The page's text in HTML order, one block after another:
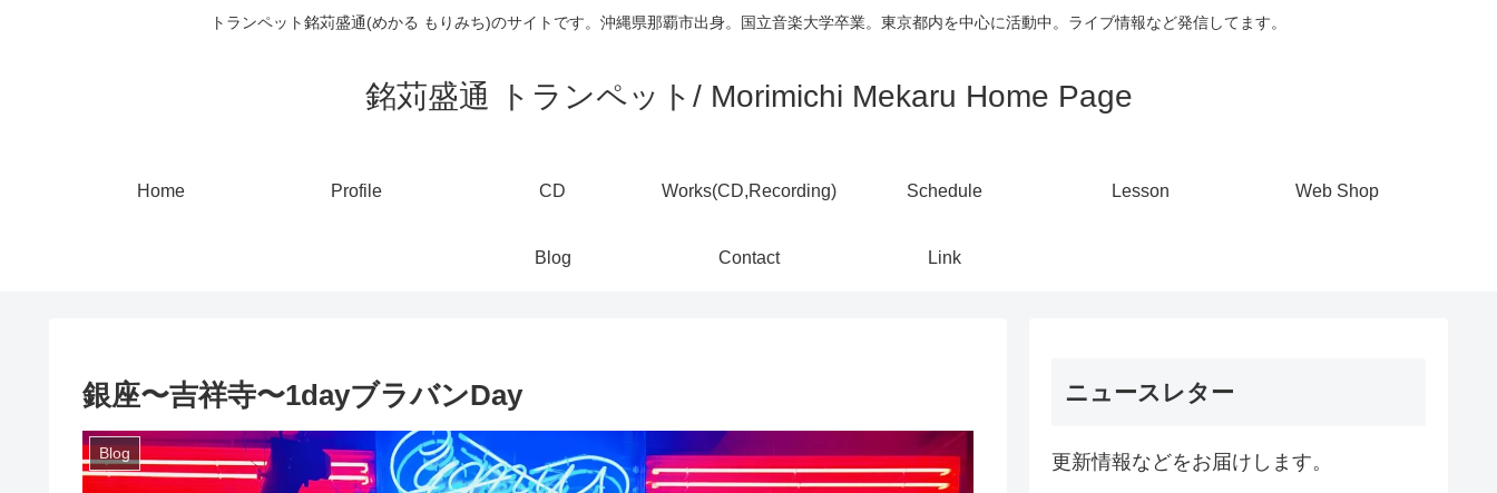
トランペット銘苅盛通(めかる もりみち)のサイトです。沖縄県那覇市出身。国立音楽大学卒業。東京都内を中心に活動中。ライブ情報など発信してます。
銘苅盛通 トランペット/ Morimichi Mekaru Home Page
Home Profile CD Works(CD,Recording) Schedule Lesson Web Shop
Blog Contact Link
銀座〜吉祥寺〜1dayブラバンDay
Blog
ニュースレター
更新情報などをお届けします。